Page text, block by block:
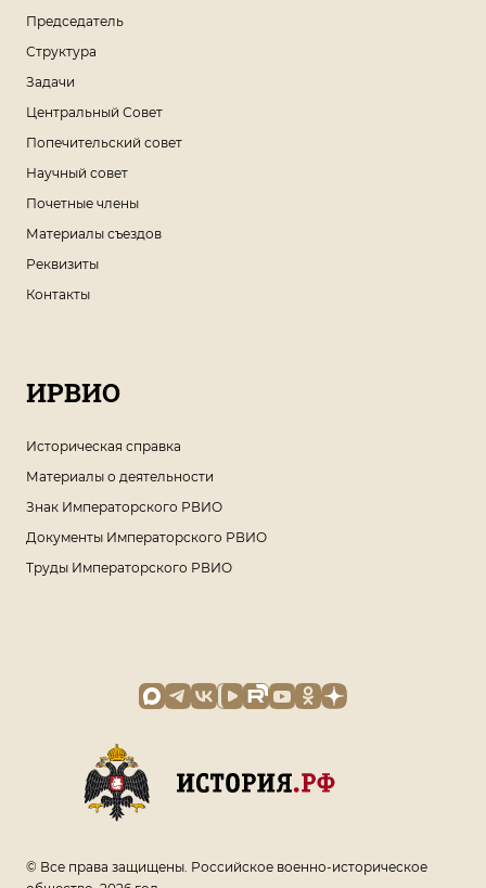
Председатель
Структура
Задачи
Центральный Совет
Попечительский совет
Научный совет
Почетные члены
Материалы съездов
Реквизиты
Контакты
ИРВИО
Историческая справка
Материалы о деятельности
Знак Императорского РВИО
Документы Императорского РВИО
Труды Императорского РВИО
© Все права защищены. Российское военно-историческое